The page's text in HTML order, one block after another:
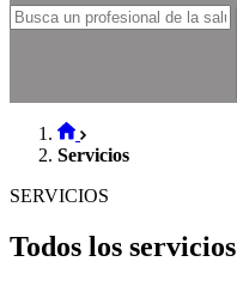
Servicios
SERVICIOS
Todos los servicios